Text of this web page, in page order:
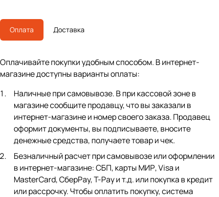
Оплата Доставка
Оплачивайте покупки удобным способом. В интернет-
магазине доступны варианты оплаты:
Наличные при самовывозе. В при кассовой зоне в
магазине сообщите продавцу, что вы заказали в
интернет-магазине и номер своего заказа. Продавец
оформит документы, вы подписываете, вносите
денежные средства, получаете товар и чек.
Безналичный расчет при самовывозе или оформлении
в интернет-магазине: СБП, карты МИР, Visa и
MasterCard, СберPay, Т-Pay и т.д. или покупка в кредит
или рассрочку. Чтобы оплатить покупку, система